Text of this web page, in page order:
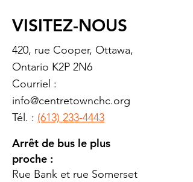
VISITEZ-NOUS
420, rue Cooper, Ottawa,
Ontario K2P 2N6
Courriel :
info@centretownchc.org
Tél. : (613) 233-4443
Arrêt de bus le plus
proche :
Rue Bank et rue Somerset